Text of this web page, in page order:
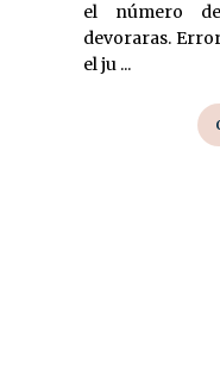
el número
devoraras.
el ju ...